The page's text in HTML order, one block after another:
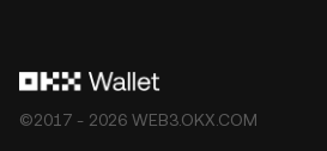
©2017 - 2026 WEB3.OKX.COM